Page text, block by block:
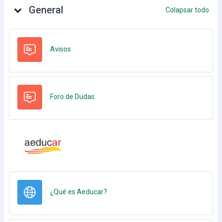
General Colapsar todo
Avisos
Foro de Dudas
¿Qué es Aeducar?